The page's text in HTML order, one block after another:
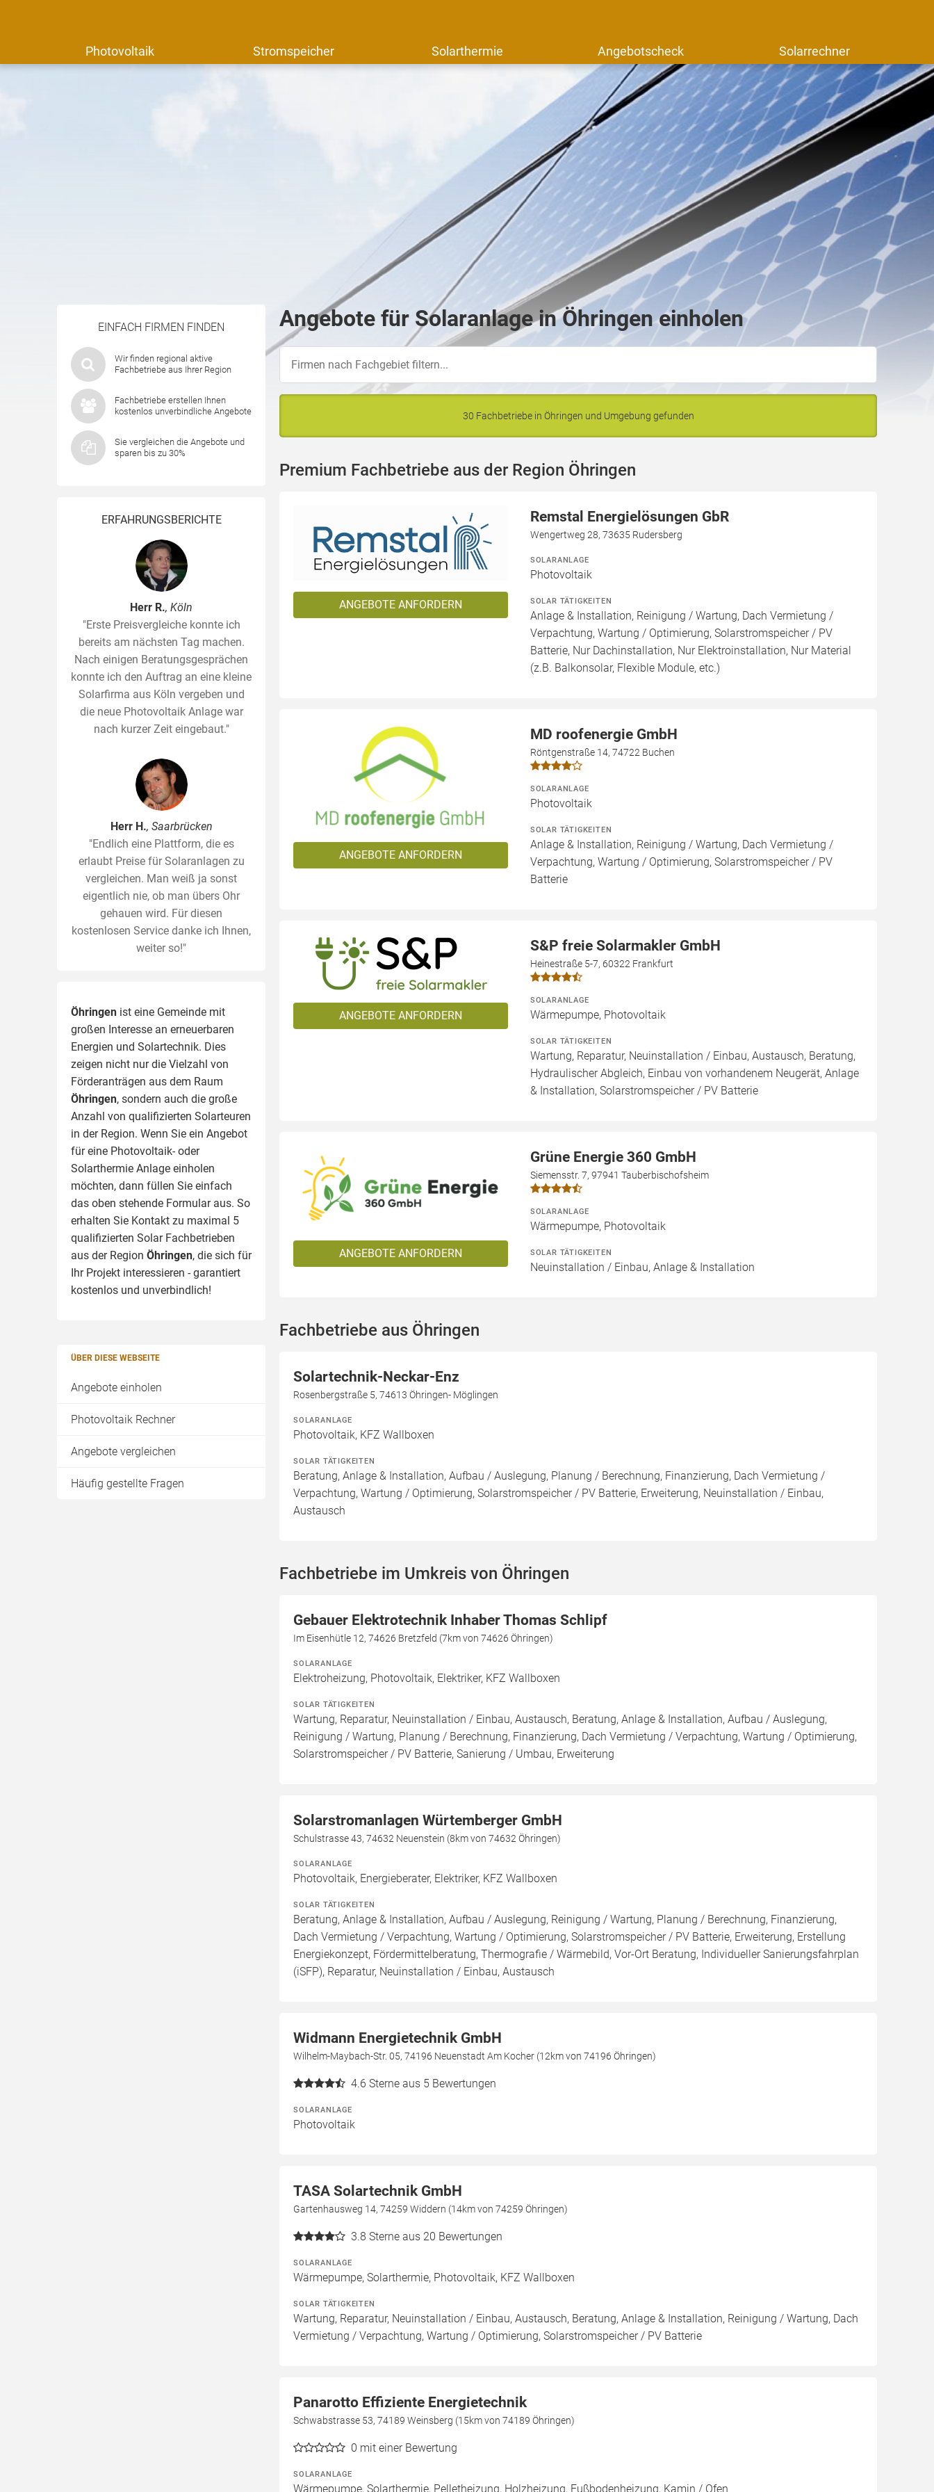
Photovoltaik Stromspeicher Solarthermie Angebotscheck Solarrechner
EINFACH FIRMEN FINDEN
Wir finden regional aktive
Fachbetriebe aus Ihrer Region
Fachbetriebe erstellen Ihnen
kostenlos unverbindliche Angebote
Sie vergleichen die Angebote und
sparen bis zu 30%
ERFAHRUNGSBERICHTE
Herr R., Köln
"Erste Preisvergleiche konnte ich
bereits am nächsten Tag machen.
Nach einigen Beratungsgesprächen
konnte ich den Auftrag an eine kleine
Solarfirma aus Köln vergeben und
die neue Photovoltaik Anlage war
nach kurzer Zeit eingebaut."
Herr H., Saarbrücken
"Endlich eine Plattform, die es
erlaubt Preise für Solaranlagen zu
vergleichen. Man weiß ja sonst
eigentlich nie, ob man übers Ohr
gehauen wird. Für diesen
kostenlosen Service danke ich Ihnen,
weiter so!"
Öhringen ist eine Gemeinde mit
großen Interesse an erneuerbaren
Energien und Solartechnik. Dies
zeigen nicht nur die Vielzahl von
Förderanträgen aus dem Raum
Öhringen, sondern auch die große
Anzahl von qualifizierten Solarteuren
in der Region. Wenn Sie ein Angebot
für eine Photovoltaik- oder
Solarthermie Anlage einholen
möchten, dann füllen Sie einfach
das oben stehende Formular aus. So
erhalten Sie Kontakt zu maximal 5
qualifizierten Solar Fachbetrieben
aus der Region Öhringen, die sich für
Ihr Projekt interessieren - garantiert
kostenlos und unverbindlich!
ÜBER DIESE WEBSEITE
Angebote einholen
Photovoltaik Rechner
Angebote vergleichen
Häufig gestellte Fragen
Angebote für Solaranlage in Öhringen einholen
30 Fachbetriebe in Öhringen und Umgebung gefunden
Premium Fachbetriebe aus der Region Öhringen
ANGEBOTE ANFORDERN
Remstal Energielösungen GbR
Wengertweg 28, 73635 Rudersberg
SOLARANLAGE
Photovoltaik
SOLAR TÄTIGKEITEN
Anlage & Installation, Reinigung / Wartung, Dach Vermietung /
Verpachtung, Wartung / Optimierung, Solarstromspeicher / PV
Batterie, Nur Dachinstallation, Nur Elektroinstallation, Nur Material
(z.B. Balkonsolar, Flexible Module, etc.)
ANGEBOTE ANFORDERN
MD roofenergie GmbH
Röntgenstraße 14, 74722 Buchen
SOLARANLAGE
Photovoltaik
SOLAR TÄTIGKEITEN
Anlage & Installation, Reinigung / Wartung, Dach Vermietung /
Verpachtung, Wartung / Optimierung, Solarstromspeicher / PV
Batterie
ANGEBOTE ANFORDERN
S&P freie Solarmakler GmbH
Heinestraße 5-7, 60322 Frankfurt
SOLARANLAGE
Wärmepumpe, Photovoltaik
SOLAR TÄTIGKEITEN
Wartung, Reparatur, Neuinstallation / Einbau, Austausch, Beratung,
Hydraulischer Abgleich, Einbau von vorhandenem Neugerät, Anlage
& Installation, Solarstromspeicher / PV Batterie
ANGEBOTE ANFORDERN
Grüne Energie 360 GmbH
Siemensstr. 7, 97941 Tauberbischofsheim
SOLARANLAGE
Wärmepumpe, Photovoltaik
SOLAR TÄTIGKEITEN
Neuinstallation / Einbau, Anlage & Installation
Fachbetriebe aus Öhringen
Solartechnik-Neckar-Enz
Rosenbergstraße 5, 74613 Öhringen- Möglingen
SOLARANLAGE
Photovoltaik, KFZ Wallboxen
SOLAR TÄTIGKEITEN
Beratung, Anlage & Installation, Aufbau / Auslegung, Planung / Berechnung, Finanzierung, Dach Vermietung /
Verpachtung, Wartung / Optimierung, Solarstromspeicher / PV Batterie, Erweiterung, Neuinstallation / Einbau,
Austausch
Fachbetriebe im Umkreis von Öhringen
Gebauer Elektrotechnik Inhaber Thomas Schlipf
Im Eisenhütle 12, 74626 Bretzfeld (7km von 74626 Öhringen)
SOLARANLAGE
Elektroheizung, Photovoltaik, Elektriker, KFZ Wallboxen
SOLAR TÄTIGKEITEN
Wartung, Reparatur, Neuinstallation / Einbau, Austausch, Beratung, Anlage & Installation, Aufbau / Auslegung,
Reinigung / Wartung, Planung / Berechnung, Finanzierung, Dach Vermietung / Verpachtung, Wartung / Optimierung,
Solarstromspeicher / PV Batterie, Sanierung / Umbau, Erweiterung
Solarstromanlagen Würtemberger GmbH
Schulstrasse 43, 74632 Neuenstein (8km von 74632 Öhringen)
SOLARANLAGE
Photovoltaik, Energieberater, Elektriker, KFZ Wallboxen
SOLAR TÄTIGKEITEN
Beratung, Anlage & Installation, Aufbau / Auslegung, Reinigung / Wartung, Planung / Berechnung, Finanzierung,
Dach Vermietung / Verpachtung, Wartung / Optimierung, Solarstromspeicher / PV Batterie, Erweiterung, Erstellung
Energiekonzept, Fördermittelberatung, Thermografie / Wärmebild, Vor-Ort Beratung, Individueller Sanierungsfahrplan
(iSFP), Reparatur, Neuinstallation / Einbau, Austausch
Widmann Energietechnik GmbH
Wilhelm-Maybach-Str. 05, 74196 Neuenstadt Am Kocher (12km von 74196 Öhringen)
4.6 Sterne aus 5 Bewertungen
SOLARANLAGE
Photovoltaik
TASA Solartechnik GmbH
Gartenhausweg 14, 74259 Widdern (14km von 74259 Öhringen)
3.8 Sterne aus 20 Bewertungen
SOLARANLAGE
Wärmepumpe, Solarthermie, Photovoltaik, KFZ Wallboxen
SOLAR TÄTIGKEITEN
Wartung, Reparatur, Neuinstallation / Einbau, Austausch, Beratung, Anlage & Installation, Reinigung / Wartung, Dach
Vermietung / Verpachtung, Wartung / Optimierung, Solarstromspeicher / PV Batterie
Panarotto Effiziente Energietechnik
Schwabstrasse 53, 74189 Weinsberg (15km von 74189 Öhringen)
0 mit einer Bewertung
SOLARANLAGE
Wärmepumpe, Solarthermie, Pelletheizung, Holzheizung, Fußbodenheizung, Kamin / Ofen